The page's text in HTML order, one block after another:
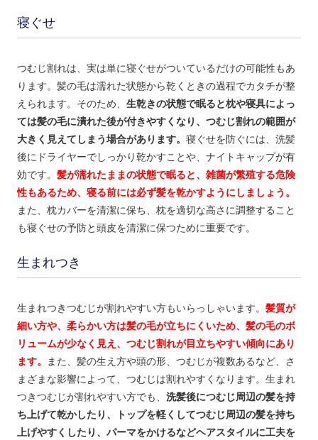
寝ぐせ
つむじ割れは、実は単に寝ぐせがついているだけの可能性もあ
ります。髪の毛は濡れた状態から乾くときの過程でカタチが整
えられます。そのため、 生乾きの状態で眠ると枕や寝具によっ
ては髪の毛に潰れた後が付きやすくなり、つむじ割れの範囲が
大きく見えてしまう場合があります。 寝ぐせを防ぐには、洗髪
後にドライヤーでしっかり乾かすことや、ナイトキャップが有
効です。 髪が濡れたままの状態で眠ると、雑菌が繁殖する危険
性もあるため、寝る前には必ず髪を乾かすようにしましょう。
また、枕カバーを清潔に保ち、枕を適切な高さに調整すること
も寝ぐせの予防と頭皮を清潔に保つために重要です。
生まれつき
生まれつきつむじが割れやすい方もいらっしゃいます。 髪質が
細い方や、柔らかい方は髪の毛が立ちにくいため、髪の毛のボ
リュームが少なく見え、つむじ割れが目立ちやすい傾向にあり
ます。
また、髪の生え方や頭の形、つむじが複数あるなど、さ
まざまな影響によって、つむじは割れやすくなります。生まれ
つきつむじが割れやすい方でも、 洗髪後につむじ周辺の髪を持
ち上げて乾かしたり、トップを軽くしてつむじ周辺の髪を持ち
上げやすくしたり、パーマをかけるなどヘアスタイルに工夫を